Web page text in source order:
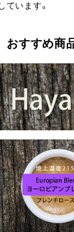
ています。
おすすめ商